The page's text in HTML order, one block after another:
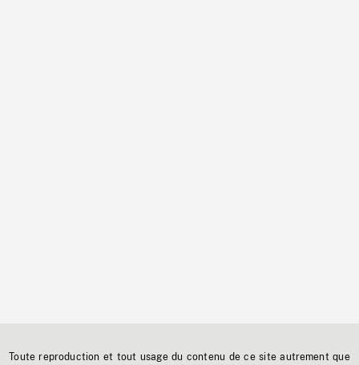
Toute reproduction et tout usage du contenu de ce site autrement que